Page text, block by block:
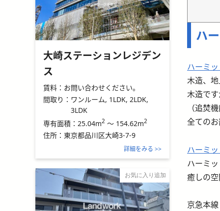
ハ
ハーミ
木造、
木造で
（追焚
全ての
ハーミ
ハーミ
癒しの
京急本
大崎ステーションレジデン
ス
賃料： お問い合わせください。
間取り： ワンルーム, 1LDK, 2LDK,
3LDK
専有面積： 25.04m2 ～ 154.62m2
住所： 東京都品川区大崎3-7-9
詳細をみる >>
お気に入り追加